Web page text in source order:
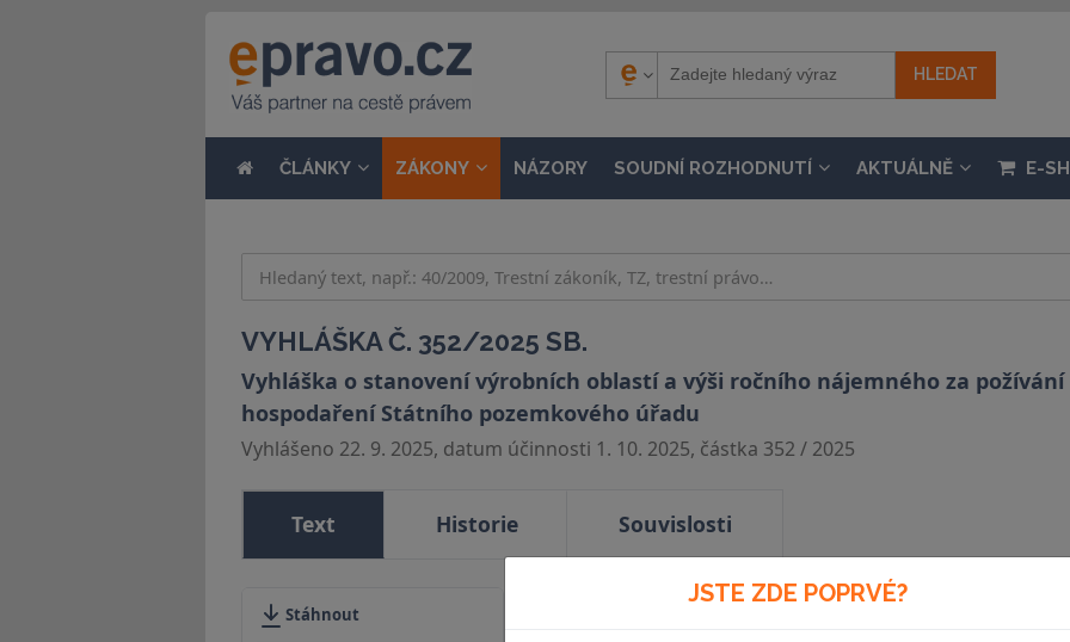
ČLÁNKY ZÁKONY NÁZORY SOUDNÍ ROZHODNUTÍ AKTUÁLNĚ E-
VYHLÁŠKA Č. 352/2025 SB.
Vyhláška o stanovení výrobních oblastí a výši ročního nájemného za
hospodaření Státního pozemkového úřadu
Vyhlášeno 22. 9. 2025, datum účinnosti 1. 10. 2025, částka 352 / 2025
Text Historie Souvislosti
Stáhnout
JSTE ZDE POPRVÉ?